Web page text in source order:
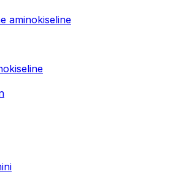
aminokiseline